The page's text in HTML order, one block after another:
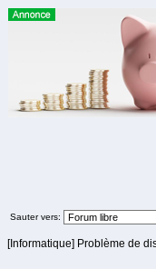
Sauter vers:
[Informatique] Problème de